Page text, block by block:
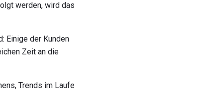
werden, wird das
Einige der Kunden
Zeit an die
Trends im Laufe